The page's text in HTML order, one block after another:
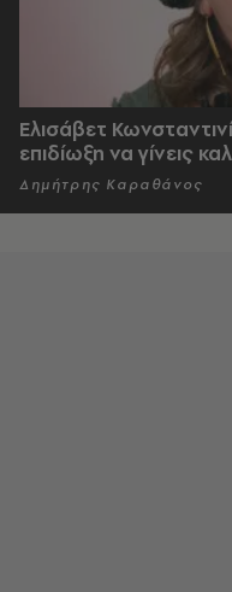
Ελισάβετ
επιδίωξη να γίνεις
Δημήτρης Καραθάνος